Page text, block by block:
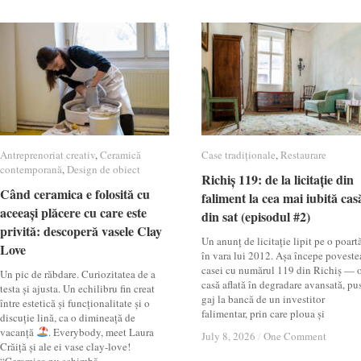
Antreprenoriat creativ,Ceramică
contemporană,Design de obiect
Când ceramica e folosită cu
aceeași plăcere cu care este
privită: descoperă vasele Clay
Love
Un pic de răbdare. Curiozitatea de a
testa și ajusta. Un echilibru fin creat
între estetică și funcționalitate și o
discuție lină, ca o dimineață de
vacanță
. Everybody, meet Laura
Crăiță și ale ei vase clay-love!
Antreprenoriat creativ Ceramică
contemporană Design de obiect
Când ceramica e folosită cu
aceeași plăcere cu care este
privită: descoperă vasele Clay
Love
Case tradiționale,Restaurare
Richiș 119: de la licitație din
faliment la cea mai iubită
din sat (episodul #2)
Un anunț de licitație lipit pe o
în vara lui 2012. Așa începe
casei cu numărul 119 din Richiș —
casă aflată în degradare avansată,
gaj la bancă de un investitor
falimentar, prin care ploua și
July 8, 2026 / One Comment
Case tradiționale Restaurare
Richiș 119: de la licitație din
faliment la cea mai iubită
din sat (episodul #2)
July 8, 2026 / One Comment